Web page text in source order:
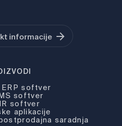
informacije
softver
softver
softver
aplikacije
saradnja